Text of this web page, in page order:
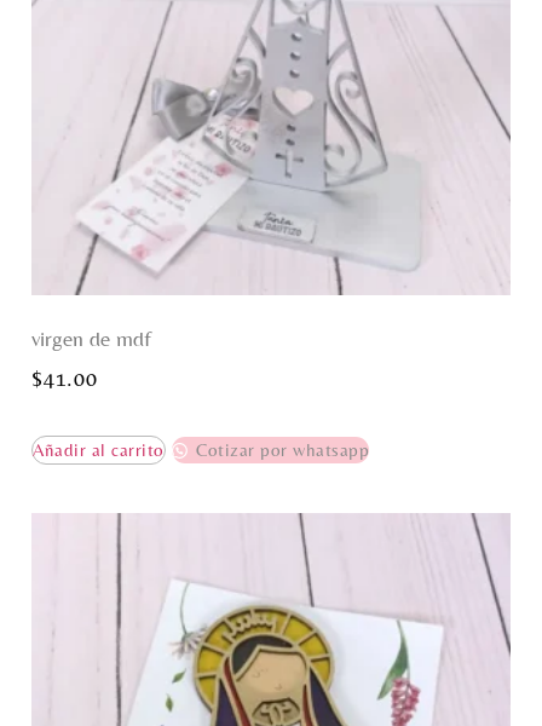
virgen de mdf
$41.00
Añadir al carrito Cotizar por whatsapp